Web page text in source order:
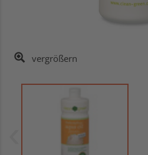
vergrößern